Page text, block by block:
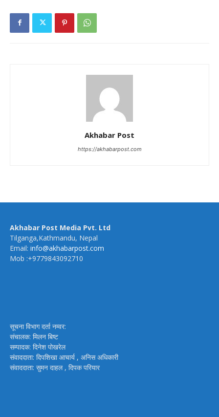
Akhabar Post
https://akhabarpost.com
Akhabar Post Media Pvt. Ltd
Tilganga,Kathmandu, Nepal
Email: info@akhabarpost.com
Mob :+9779843092710
सूचना विभाग दर्ता नम्वर:
संचालक: मिलन बिष्ट
सम्पादक: दिनेश पोखरेल
संवाददाता: दिपशिखा आचार्य , अनिस अधिकारी
संवाददाता: सुमन दाहल , दिपक परियार